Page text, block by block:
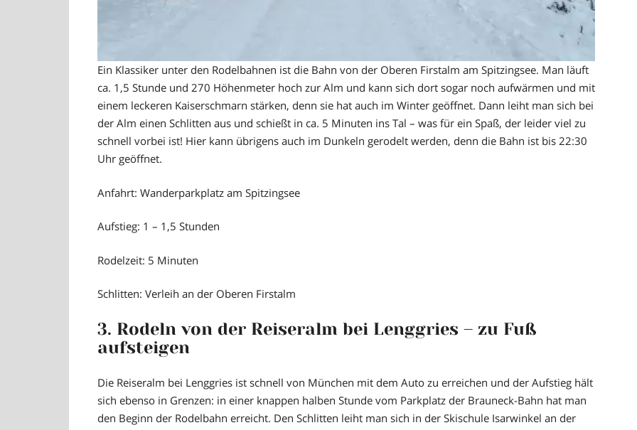
Ein Klassiker unter den Rodelbahnen ist die Bahn von der Oberen Firstalm am Spitzingsee. Man läuft
ca. 1,5 Stunde und 270 Höhenmeter hoch zur Alm und kann sich dort sogar noch aufwärmen und mit
einem leckeren Kaiserschmarn stärken, denn sie hat auch im Winter geöffnet. Dann leiht man sich bei
der Alm einen Schlitten aus und schießt in ca. 5 Minuten ins Tal – was für ein Spaß, der leider viel zu
schnell vorbei ist! Hier kann übrigens auch im Dunkeln gerodelt werden, denn die Bahn ist bis 22:30
Uhr geöffnet.
Anfahrt: Wanderparkplatz am Spitzingsee
Aufstieg: 1 – 1,5 Stunden
Rodelzeit: 5 Minuten
Schlitten: Verleih an der Oberen Firstalm
3. Rodeln von der Reiseralm bei Lenggries – zu Fuß
aufsteigen
Die Reiseralm bei Lenggries ist schnell von München mit dem Auto zu erreichen und der Aufstieg hält
sich ebenso in Grenzen: in einer knappen halben Stunde vom Parkplatz der Brauneck-Bahn hat man
den Beginn der Rodelbahn erreicht. Den Schlitten leiht man sich in der Skischule Isarwinkel an der